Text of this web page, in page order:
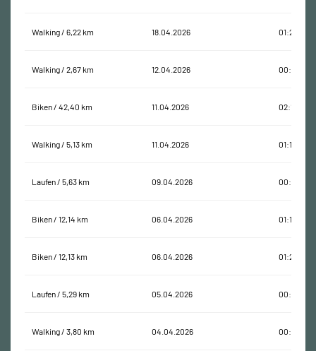
Walking / 6,22 km 18.04.2026 01:25:40
Walking / 2,67 km 12.04.2026 00:45:53
Biken / 42,40 km 11.04.2026 02:13:04
Walking / 5,13 km 11.04.2026 01:11:41
Laufen / 5,63 km 09.04.2026 00:33:28
Biken / 12,14 km 06.04.2026 01:18:39
Biken / 12,13 km 06.04.2026 01:29:03
Laufen / 5,29 km 05.04.2026 00:30:19
Walking / 3,80 km 04.04.2026 00:52:29